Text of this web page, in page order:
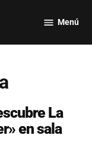
Menú
La
en sala